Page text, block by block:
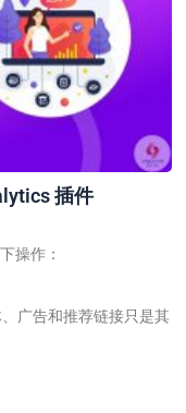
插件
操作：
广告和推荐链接只是其